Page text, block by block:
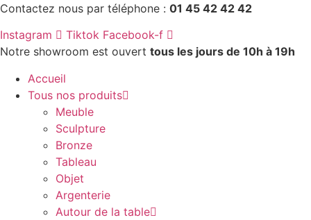
Aller
contenu
Contactez nous par téléphone : 01 45 42 42 42
Instagram
Tiktok Facebook-f
Notre showroom est ouvert tous les jours de 10h à 19h
Accueil
Tous nos produits
Meuble
Sculpture
Bronze
Tableau
Objet
Argenterie
Autour de la table